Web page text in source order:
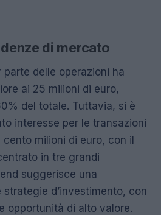
di mercato
delle operazioni ha
ai 25 milioni di euro,
del totale. Tuttavia, si è
interesse per le transazioni
milioni di euro, con il
in tre grandi
suggerisce una
d’investimento, con
opportunità di alto valore.